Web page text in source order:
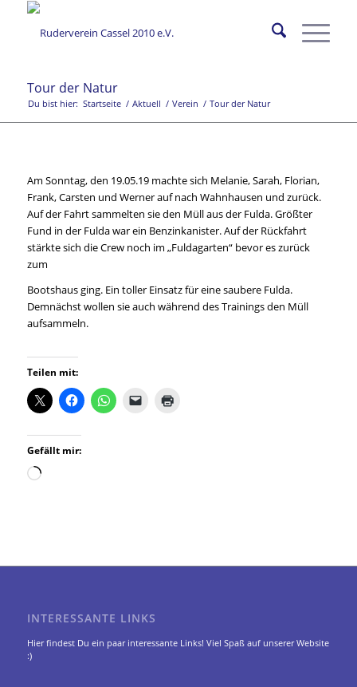
Tour der Natur
Du bist hier: Startseite / Aktuell / Verein / Tour der Natur
Am Sonntag, den 19.05.19 machte sich Melanie, Sarah, Florian,
Frank, Carsten und Werner auf nach Wahnhausen und zurück.
Auf der Fahrt sammelten sie den Müll aus der Fulda. Größter
Fund in der Fulda war ein Benzinkanister. Auf der Rückfahrt
stärkte sich die Crew noch im „Fuldagarten“ bevor es zurück
zum
Bootshaus ging. Ein toller Einsatz für eine saubere Fulda.
Demnächst wollen sie auch während des Trainings den Müll
aufsammeln.
Teilen mit:
Gefällt mir:
Wird
INTERESSANTE LINKS
Hier findest Du ein paar interessante Links! Viel Spaß auf unserer Website
:)